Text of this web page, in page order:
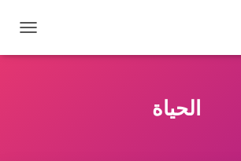
الحياة